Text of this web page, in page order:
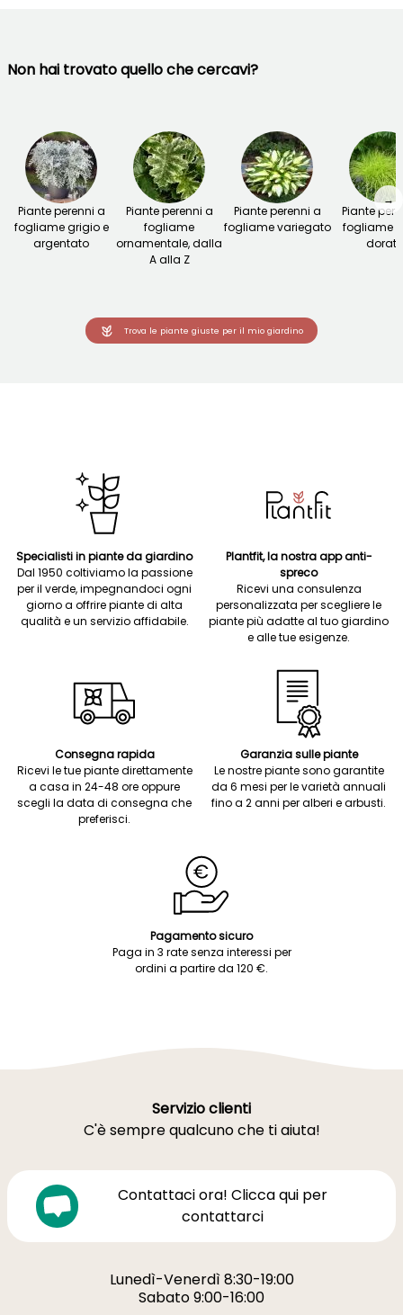
Non hai trovato quello che cercavi?
Piante perenni a
fogliame grigio e
argentato
Piante perenni a
fogliame
ornamentale, dalla
A alla Z
Piante perenni a
fogliame variegato
Piante
fogliame
dorato
→
Trova le piante giuste per il mio giardino
Specialisti in piante da giardino
Dal 1950 coltiviamo la passione
per il verde, impegnandoci ogni
giorno a offrire piante di alta
qualità e un servizio affidabile.
Plantfit, la nostra app anti-
spreco
Ricevi una consulenza
personalizzata per scegliere le
piante più adatte al tuo giardino
e alle tue esigenze.
Consegna rapida
Ricevi le tue piante direttamente
a casa in 24-48 ore oppure
scegli la data di consegna che
preferisci.
Garanzia sulle piante
Le nostre piante sono garantite
da 6 mesi per le varietà annuali
fino a 2 anni per alberi e arbusti.
Pagamento sicuro
Paga in 3 rate senza interessi per
ordini a partire da 120 €.
Servizio clienti
C'è sempre qualcuno che ti aiuta!
Contattaci ora! Clicca qui per
contattarci
Lunedì-Venerdì 8:30-19:00
Sabato 9:00-16:00